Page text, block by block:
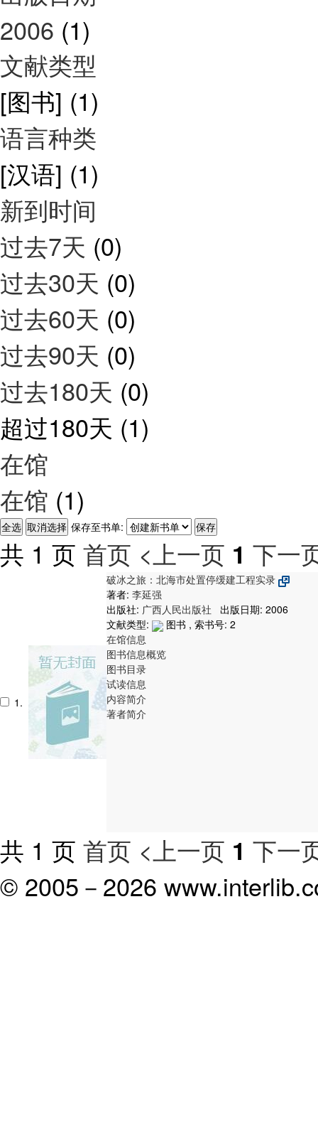
2006 (1)
文献类型
[图书] (1)
语言种类
[汉语] (1)
新到时间
过去7天 (0)
过去30天 (0)
过去60天 (0)
过去90天 (0)
过去180天 (0)
超过180天 (1)
在馆
在馆 (1)
保存至书单:
共 1 页 首页 <上一页 1 下一
1.
破冰之旅：北海市处置停缓建工程实录
著者: 李延强
出版社: 广西人民出版社
出版日期: 2006
文献类型:
图书 , 索书号: 2
在馆信息
图书信息概览
图书目录
试读信息
内容简介
著者简介
共 1 页 首页 <上一页 1 下一
© 2005－ 2026